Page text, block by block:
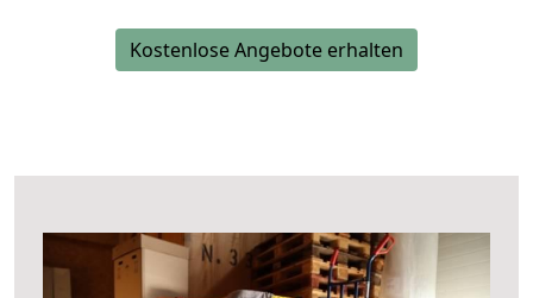
Kostenlose Angebote erhalten